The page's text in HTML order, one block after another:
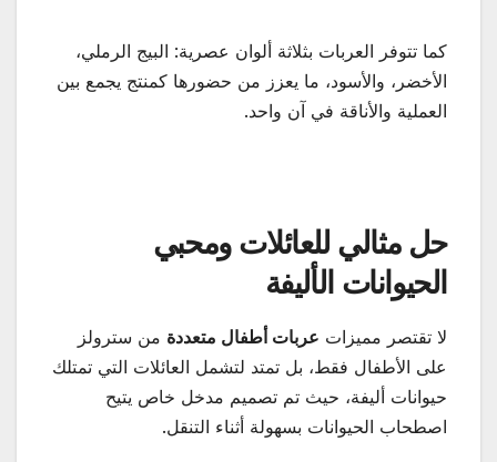
كما تتوفر العربات بثلاثة ألوان عصرية: البيج الرملي،
الأخضر، والأسود، ما يعزز من حضورها كمنتج يجمع بين
العملية والأناقة في آن واحد.
حل مثالي للعائلات ومحبي
الحيوانات الأليفة
لا تقتصر مميزات عربات أطفال متعددة من سترولز
على الأطفال فقط، بل تمتد لتشمل العائلات التي تمتلك
حيوانات أليفة، حيث تم تصميم مدخل خاص يتيح
اصطحاب الحيوانات بسهولة أثناء التنقل.